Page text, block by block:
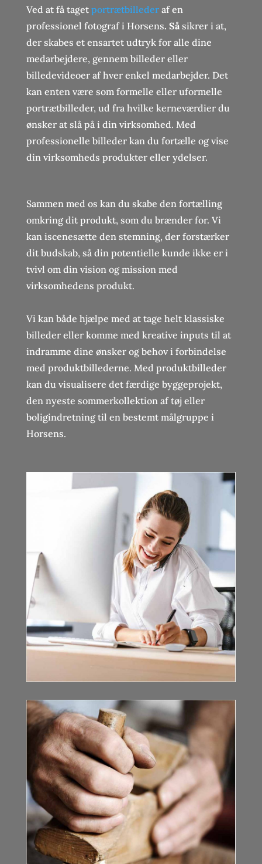
Ved at få taget portrætbillederaf en
professionel fotograf i Horsens. Så sikrer i at,
der skabes et ensartet udtryk for alle dine
medarbejdere, gennem billeder eller
billedevideoer af hver enkel medarbejder. Det
kan enten være som formelle eller uformelle
portrætbilleder, ud fra hvilke kerneværdier du
ønsker at slå på i din virksomhed. Med
professionelle billeder kan du fortælle og vise
din virksomheds produkter eller ydelser.
Sammen med os kan du skabe den fortælling
omkring dit produkt, som du brænder for. Vi
kan iscenesætte den stemning, der forstærker
dit budskab, så din potentielle kunde ikke er i
tvivl om din vision og mission med
virksomhedens produkt.
Vi kan både hjælpe med at tage helt klassiske
billeder eller komme med kreative inputs til at
indramme dine ønsker og behov i forbindelse
med produktbillederne. Med produktbilleder
kan du visualisere det færdige byggeprojekt,
den nyeste sommerkollektion af tøj eller
boligindretning til en bestemt målgruppe i
Horsens.